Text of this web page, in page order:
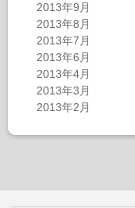
2013年9月
2013年8月
2013年7月
2013年6月
2013年4月
2013年3月
2013年2月